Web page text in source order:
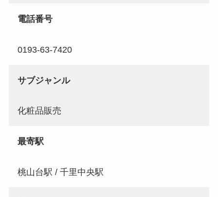
電話番号
0193-63-7420
サブジャンル
化粧品販売
最寄駅
桃山台駅 / 千里中央駅